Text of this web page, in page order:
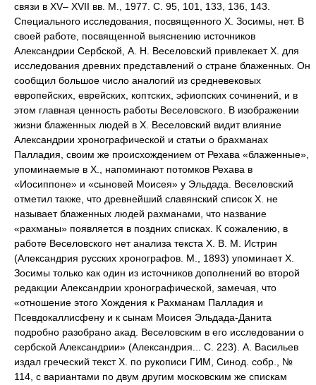
связи в XV– XVII вв. М., 1977. С. 95, 101, 133, 136, 143.
Специального исследования, посвященного X. Зосимы, нет. В
своей работе, посвященной выяснению источников
Александрии Сербской, А. Н. Веселовский привлекает X. для
исследования древних представлений о стране блаженных. Он
сообщил большое число аналогий из средневековых
европейских, еврейских, коптских, эфиопских сочинений, и в
этом главная ценность работы Веселовского. В изображении
жизни блаженных людей в X. Веселовский видит влияние
Александрии хронографической и статьи о брахманах
Палладия, своим же происхождением от Рехава «блаженные»,
упоминаемые в X., напоминают потомков Рехава в
«Иосиппоне» и «сыновей Моисея» у Эльдада. Веселовский
отметил также, что древнейший славянский список X. не
называет блаженных людей рахманами, что название
«рахманы» появляется в поздних списках. К сожалению, в
работе Веселовского нет анализа текста X. В. М. Истрин
(Александрия русских хронографов. М., 1893) упоминает X.
Зосимы только как один из источников дополнений во второй
редакции Александрии хронографической, замечая, что
«отношение этого Хождения к Рахманам Палладия и
Псевдокаллисфену и к сынам Моисея Эльдада-Данита
подробно разобрано акад. Веселовским в его исследовании о
сербской Александрии» (Александрия... С. 223). А. Васильев
издал греческий текст X. по рукописи ГИМ, Синод. собр., №
114, с вариантами по двум другим московским же спискам